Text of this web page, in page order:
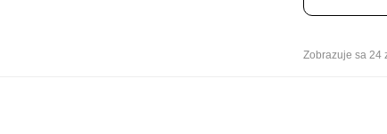
Zobrazuje sa 24